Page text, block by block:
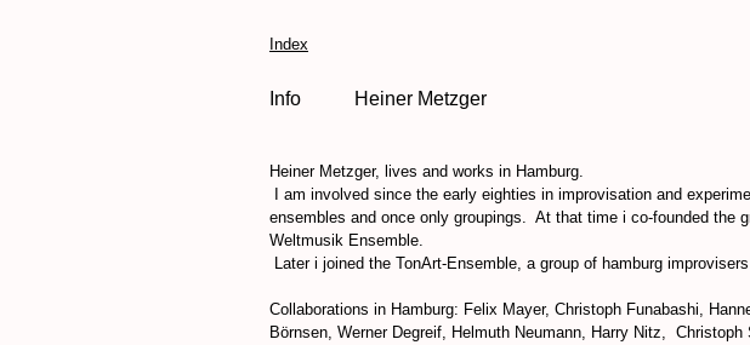
Index
Info Heiner Metzger
Heiner Metzger, lives and works in Hamburg.
I am involved since the early eighties in improvisation and
ensembles and once only groupings. At that time i co-founded the
Weltmusik Ensemble.
Later i joined the TonArt-Ensemble, a group of hamburg
Collaborations in Hamburg: Felix Mayer, Christoph Funabashi,
Börnsen, Werner Degreif, Helmuth Neumann, Harry Nitz,